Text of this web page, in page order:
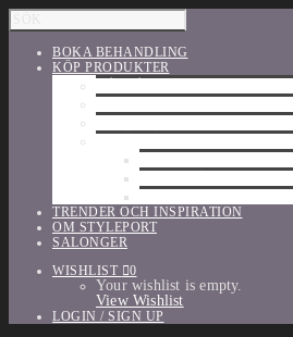
BOKA BEHANDLING
KÖP PRODUKTER
TRENDER OCH INSPIRATION
OM STYLEPORT
SALONGER
WISHLIST
0
Your wishlist is empty.
View Wishlist
LOGIN / SIGN UP